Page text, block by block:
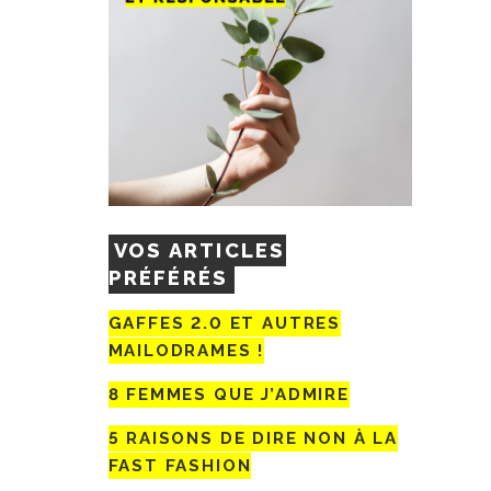
VOS ARTICLES
PRÉFÉRÉS
GAFFES 2.0 ET AUTRES
MAILODRAMES !
8 FEMMES QUE J’ADMIRE
5 RAISONS DE DIRE NON À LA
FAST FASHION